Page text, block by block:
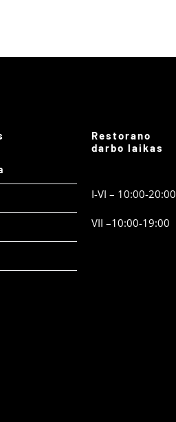
Restorano
darbo laikas
I-VI – 10:00-20:00
VII –10:00-19:00